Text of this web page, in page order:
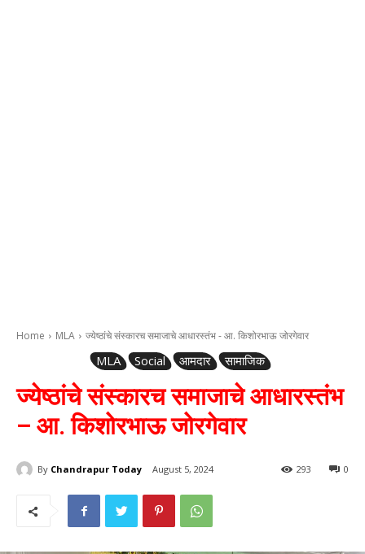
Home MLA ज्येष्ठांचे संस्कारच समाजाचे आधारस्तंभ - आ. किशोरभाऊ जोरगेवार
MLA Social आमदार सामाजिक
ज्येष्ठांचे संस्कारच समाजाचे आधारस्तंभ
– आ. किशोरभाऊ जोरगेवार
By Chandrapur Today August 5, 2024 0
293